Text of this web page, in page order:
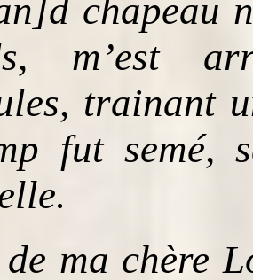
chapeau
m’est
trainant
fut semé,
ma chère